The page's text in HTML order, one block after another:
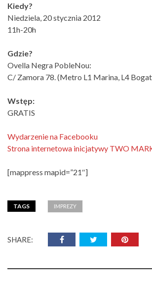
Kiedy?
Niedziela, 20 stycznia 2012
11h-20h
Gdzie?
Ovella Negra PobleNou:
C/ Zamora 78. (Metro L1 Marina, L4
Wstęp:
GRATIS
Wydarzenie na Facebooku
Strona internetowa inicjatywy TWO
[mappress mapid=”21″]
TAGS IMPREZY
SHARE: